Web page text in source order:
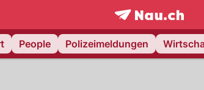
frontpage.NAU.ch
People Polizeimeldungen